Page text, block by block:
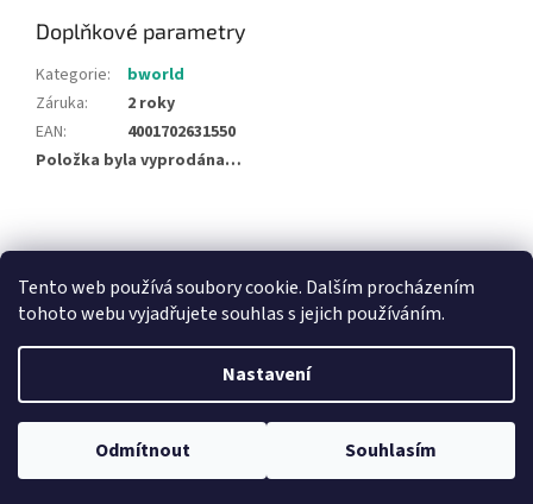
Tento web používá soubory cookie. Dalším procházením
tohoto webu vyjadřujete souhlas s jejich používáním.
Nastavení
Odmítnout Souhlasím
Doplňkové parametry
Kategorie:
bworld
Záruka:
2 roky
EAN:
4001702631550
Položka byla vyprodána…
á
Vytvořil Shoptet
Copyright 2026Hračky Duba . Všechna práva vyhrazena.